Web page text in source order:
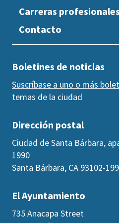
Carreras profesionales
Contacto
El Ayuntamiento
735 Anacapa Street
Dirección postal
Ciudad de Santa Bárbara,
1990
Santa Bárbara, CA 93102-
Boletines de noticias
Suscríbase a uno o más
temas de la ciudad